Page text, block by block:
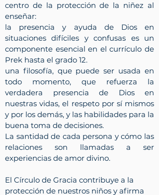
centro de la protección de la niñez al
enseñar:
la presencia y ayuda de Dios en
situaciones difíciles y confusas es un
componente esencial en el currículo de
Prek hasta el grado 12.
una filosofía, que puede ser usada en
todo momento, que refuerza la
verdadera presencia de Dios en
nuestras vidas, el respeto por sí mismos
y por los demás, y las habilidades para la
buena toma de decisiones.
La santidad de cada persona y cómo las
relaciones son llamadas a ser
experiencias de amor divino.
El Círculo de Gracia contribuye a la
protección de nuestros niños y afirma